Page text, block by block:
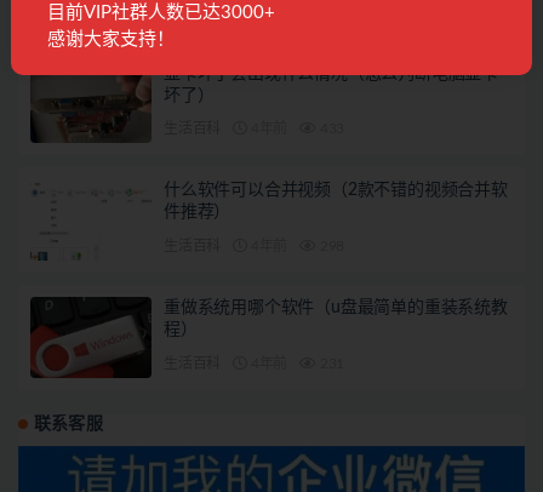
生活百科 4年前
显卡坏了会出现什么情况（怎么判断电脑显卡
坏了）
什么软件可以合并视频（2款不错的视频合并软
件推荐）
重做系统用哪个软件（u盘最简单的重装系统教
程）
联系客服
目前VIP社群人数已达3000+
感谢大家支持！